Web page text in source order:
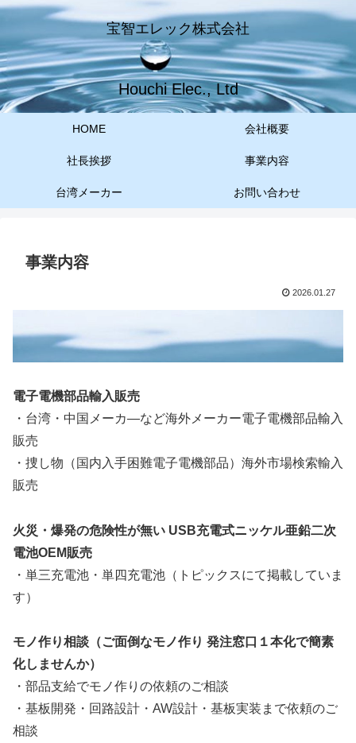
宝智エレック株式会社
Houchi Elec., Ltd
HOME 会社概要
社長挨拶 事業内容
台湾メーカー お問い合わせ
事業内容
2026.01.27
電子電機部品輸入販売
・台湾・中国メーカ―など海外メーカー電子電機部品輸入
販売
・捜し物（国内入手困難電子電機部品）海外市場検索輸入
販売
火災・爆発の危険性が無い USB充電式ニッケル亜鉛二次
電池OEM販売
・単三充電池・単四充電池（トピックスにて掲載していま
す）
モノ作り相談（ご面倒なモノ作り 発注窓口１本化で簡素
化しませんか）
・部品支給でモノ作りの依頼のご相談
・基板開発・回路設計・AW設計・基板実装まで依頼のご
相談